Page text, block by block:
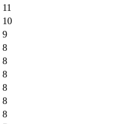
11
10
9
8
8
8
8
8
8